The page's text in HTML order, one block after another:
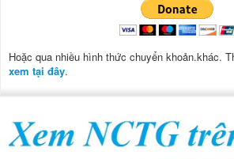
Hoặc qua nhiều hình thức chuyển khoản.khác.
xem tại đây.